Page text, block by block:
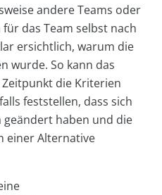
andere Teams oder
das Team selbst nach
ersichtlich, warum die
wurde. So kann das
die Kriterien
feststellen, dass sich
geändert haben und die
einer Alternative